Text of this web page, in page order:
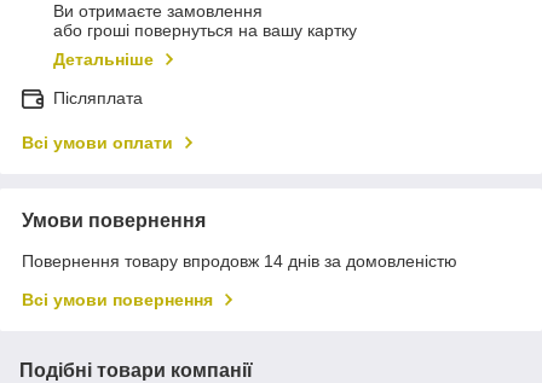
Ви отримаєте замовлення
або гроші повернуться на вашу картку
Детальніше
Післяплата
Всі умови оплати
Умови повернення
Повернення товару впродовж 14 днів за домовленістю
Всі умови повернення
Подібні товари компанії